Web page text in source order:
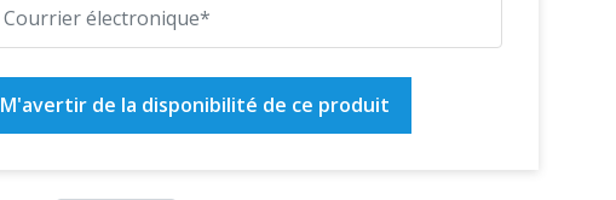
M'avertir de la disponibilité de ce produit